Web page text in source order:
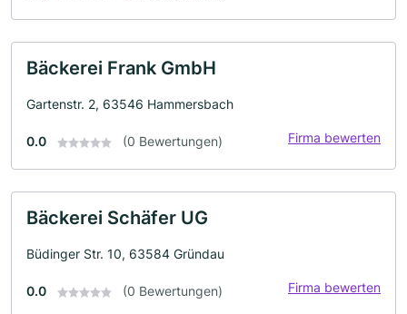
Bäckerei Frank GmbH
Gartenstr. 2, 63546 Hammersbach
0.0 (0 Bewertungen) Firma bewerten
Bäckerei Schäfer UG
Büdinger Str. 10, 63584 Gründau
0.0 (0 Bewertungen) Firma bewerten